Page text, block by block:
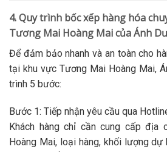
4. Quy trình bốc xếp hàng hóa
Tương Mai Hoàng Mai của Ánh
Để đảm bảo nhanh và an toàn cho
tại khu vực Tương Mai Hoàng Mai,
trình 5 bước:
Bước 1: Tiếp nhận yêu cầu qua
Khách hàng chỉ cần cung cấp địa
Hoàng Mai, loại hàng, khối lượng dự